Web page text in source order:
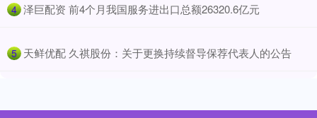
4 ​泽巨配资 前4个月我国服务进出口总额26320.6亿元
5 ​天鲜优配 久祺股份：关于更换持续督导保荐代表人的公告